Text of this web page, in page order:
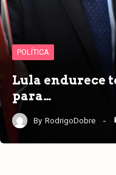
POLÍTICA
Lula endurece
para…
By RodrigoDobre